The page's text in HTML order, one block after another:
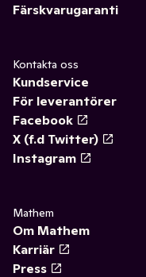
Färskvarugaranti
Kontakta oss
Kundservice
För leverantörer
Facebook
X (f.d Twitter)
Instagram
Mathem
Om Mathem
Karriär
Press